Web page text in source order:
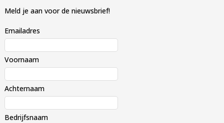
Meld je aan voor de nieuwsbrief!
Emailadres
Voornaam
Achternaam
Bedrijfsnaam